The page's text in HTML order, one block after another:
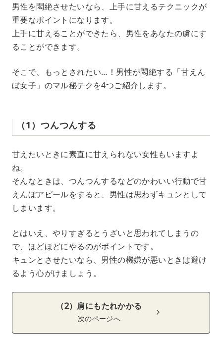
男性を悶絶させたいなら、上手に甘えるテクニックが
重要なポイントになります。
上手に甘えることができたら、男性をあなたの虜にす
ることができます。
そこで、もっとされたい…！男性が悶絶する「甘えん
ぼ女子」のマル秘テクを4つご紹介します。
（1）つんつんする
甘えたいときに素直に甘えられない女性もいますよ
ね。
そんなときは、つんつんするなどのかわいい行動で甘
えんぼアピールをすると、男性は思わずキュンとして
しまいます。
とはいえ、やりすぎるとうざいと思われてしまうの
で、ほどほどにやるのがポイントです。
キュンとさせたいなら、男性の機嫌が悪いときは避け
るよう心がけましょう。
（2）肩にもたれかかる
次のページへ